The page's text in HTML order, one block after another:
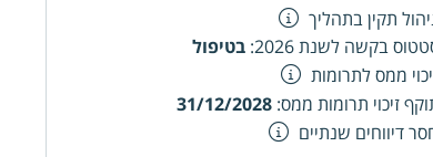
תקין בתהליך
בקשה לשנת 2026
:בטיפול
ממס לתרומות
זיכוי תרומות ממס:
31/12/2028
דיווחים שנתיים